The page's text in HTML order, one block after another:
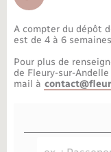
Parrainage civil
Recensement
Petite enfance
Info jeunes
Associations
Bornes de
Travaux -
public
Publications
Agenda
La
A compter du dépôt
est de 4 à 6
Pour plus de
de Fleury-sur-
mail à